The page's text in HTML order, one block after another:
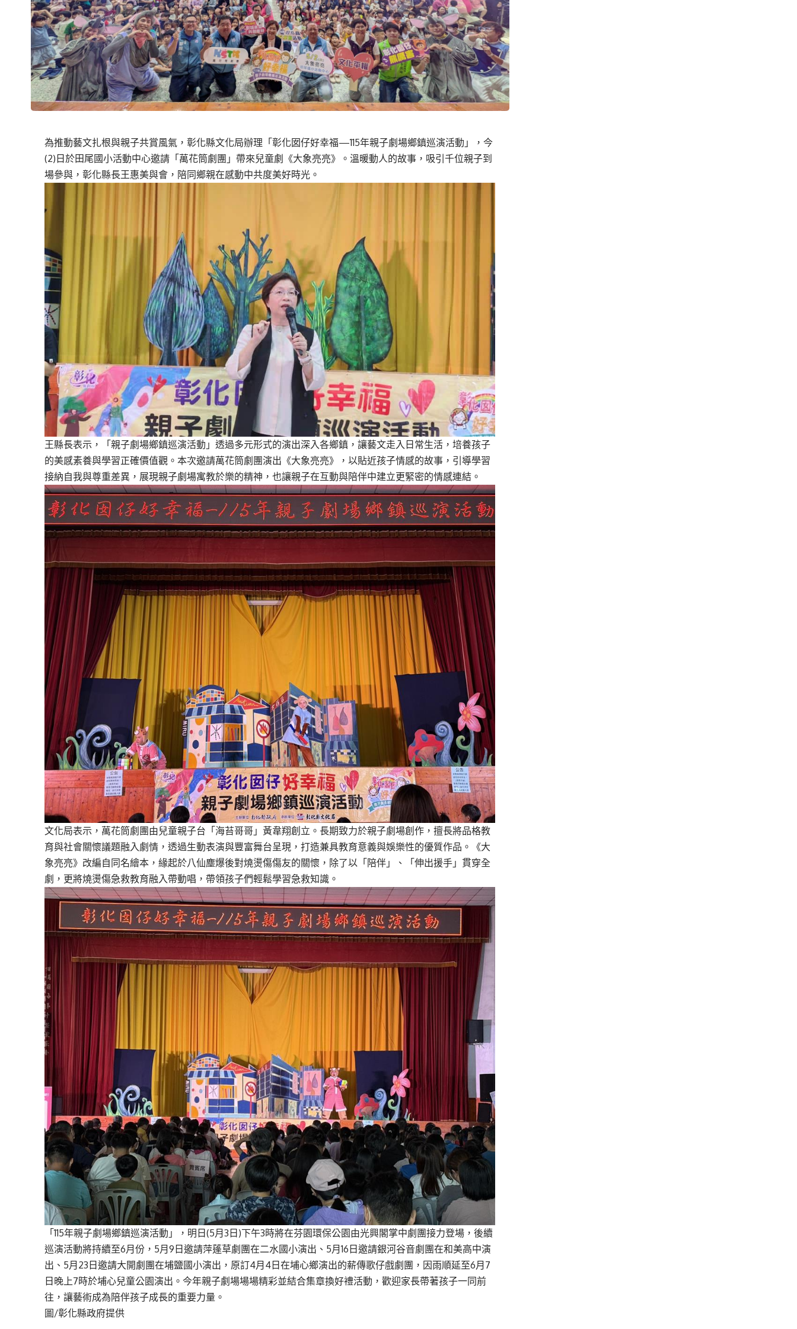
為推動藝文扎根與親子共賞風氣，彰化縣文化局辦理「彰化囡仔好幸福—115年親子劇場鄉鎮巡演活動」，今
(2)日於田尾國小活動中心邀請「萬花筒劇團」帶來兒童劇《大象亮亮》。溫暖動人的故事，吸引千位親子到
場參與，彰化縣長王惠美與會，陪同鄉親在感動中共度美好時光。
王縣長表示，「親子劇場鄉鎮巡演活動」透過多元形式的演出深入各鄉鎮，讓藝文走入日常生活，培養孩子
的美感素養與學習正確價值觀。本次邀請萬花筒劇團演出《大象亮亮》，以貼近孩子情感的故事，引導學習
接納自我與尊重差異，展現親子劇場寓教於樂的精神，也讓親子在互動與陪伴中建立更緊密的情感連結。
文化局表示，萬花筒劇團由兒童親子台「海苔哥哥」黃韋翔創立。長期致力於親子劇場創作，擅長將品格教
育與社會關懷議題融入劇情，透過生動表演與豐富舞台呈現，打造兼具教育意義與娛樂性的優質作品。《大
象亮亮》改編自同名繪本，緣起於八仙塵爆後對燒燙傷傷友的關懷，除了以「陪伴」、「伸出援手」貫穿全
劇，更將燒燙傷急救教育融入帶動唱，帶領孩子們輕鬆學習急救知識。
「115年親子劇場鄉鎮巡演活動」，明日(5月3日)下午3時將在芬園環保公園由光興閣掌中劇團接力登場，後續
巡演活動將持續至6月份，5月9日邀請萍蓬草劇團在二水國小演出、5月16日邀請銀河谷音劇團在和美高中演
出、5月23日邀請大開劇團在埔鹽國小演出，原訂4月4日在埔心鄉演出的薪傳歌仔戲劇團，因雨順延至6月7
日晚上7時於埔心兒童公園演出。今年親子劇場場場精彩並結合集章換好禮活動，歡迎家長帶著孩子一同前
往，讓藝術成為陪伴孩子成長的重要力量。
圖/彰化縣政府提供